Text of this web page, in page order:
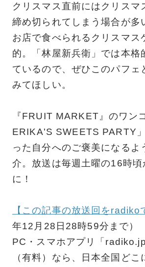
クリスマス直前にはクリスマ
締め切られてしまう場合が多
お店で食べられるクリスマス
的。「林屋新兵衛」では本格
ているので、ぜひこのパフェ
みてほしい。
『FRUIT MARKET』のワン
ERIKA'S SWEETS PARTY
った自分へのご褒美になるよ
介。放送は毎週土曜の16時頃
に！
【この記事の放送回をradiko
年12月28日28時59分まで）
PC・スマホアプリ「radiko.jp
（有料）なら、日本全国ど